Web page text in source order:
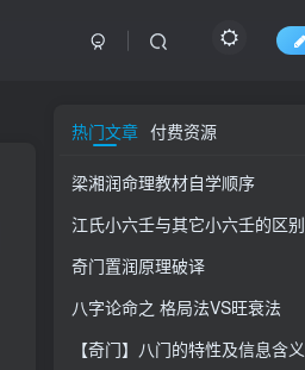
热门文章 付费资源
梁湘润命理教材自学顺序
江氏小六壬与其它小六壬的区别
奇门置润原理破译
八字论命之 格局法VS旺衰法
【奇门】八门的特性及信息含义